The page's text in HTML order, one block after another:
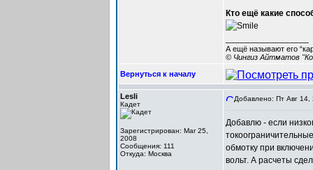
Кто ещё какие
А ещё называют его
© Чингиз Айтматов
Вернуться к началу
Lesli
Кадет
Зарегистрирован: Mar 25,
2008
Сообщения: 111
Откуда: Москва
Добавлено: Пт Авг 14,
Добавлю - если
обмотку при
вольт. А расчеты